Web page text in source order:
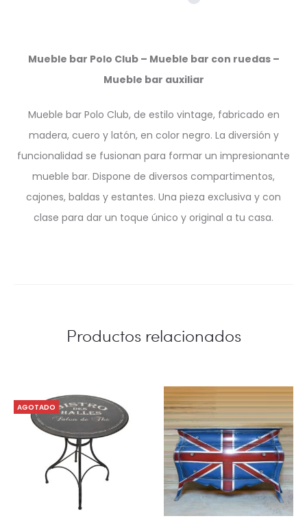
Mueble bar Polo Club – Mueble bar con ruedas –
Mueble bar auxiliar
Mueble bar Polo Club, de estilo vintage, fabricado en
madera, cuero y latón, en color negro. La diversión y
funcionalidad se fusionan para formar un impresionante
mueble bar. Dispone de diversos compartimentos,
cajones, baldas y estantes. Una pieza exclusiva y con
clase para dar un toque único y original a tu casa.
Productos relacionados
AGOTADO